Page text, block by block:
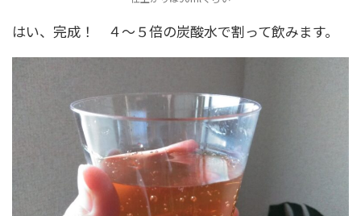
はい、完成！ ４～５倍の炭酸水で割って飲みます。